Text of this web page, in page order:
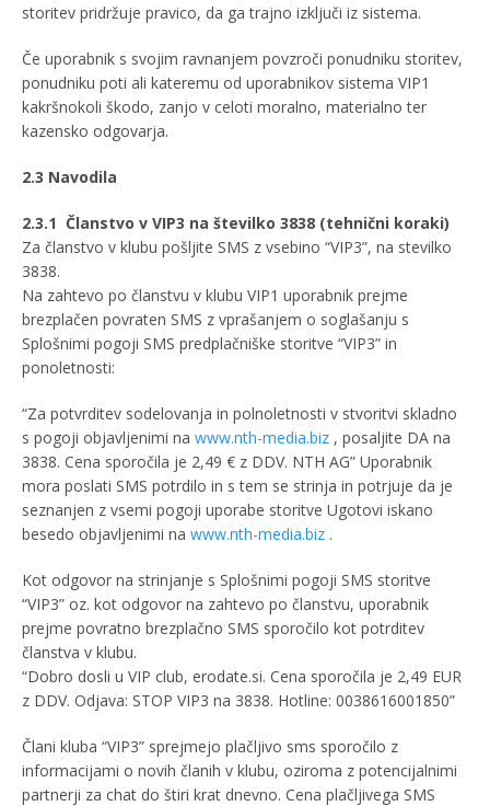
storitev pridržuje pravico, da ga trajno izključi iz sistema.
Če uporabnik s svojim ravnanjem povzroči ponudniku storitev,
ponudniku poti ali kateremu od uporabnikov sistema VIP1
kakršnokoli škodo, zanjo v celoti moralno, materialno ter
kazensko odgovarja.
2.3 Navodila
2.3.1 Članstvo v VIP3 na številko 3838 (tehnični koraki)
Za članstvo v klubu pošljite SMS z vsebino “VIP3”, na stevilko
3838.
Na zahtevo po članstvu v klubu VIP1 uporabnik prejme
brezplačen povraten SMS z vprašanjem o soglašanju s
Splošnimi pogoji SMS predplačniške storitve “VIP3” in
ponoletnosti:
“Za potvrditev sodelovanja in polnoletnosti v stvoritvi skladno
s pogoji objavljenimi na www.nth-media.biz , posaljite DA na
3838. Cena sporočila je 2,49 € z DDV. NTH AG” Uporabnik
mora poslati SMS potrdilo in s tem se strinja in potrjuje da je
seznanjen z vsemi pogoji uporabe storitve Ugotovi iskano
besedo objavljenimi na www.nth-media.biz .
Kot odgovor na strinjanje s Splošnimi pogoji SMS storitve
“VIP3” oz. kot odgovor na zahtevo po članstvu, uporabnik
prejme povratno brezplačno SMS sporočilo kot potrditev
članstva v klubu.
“Dobro dosli u VIP club, erodate.si. Cena sporočila je 2,49 EUR
z DDV. Odjava: STOP VIP3 na 3838. Hotline: 0038616001850”
Člani kluba “VIP3” sprejmejo plačljivo sms sporočilo z
informacijami o novih članih v klubu, oziroma z potencijalnimi
partnerji za chat do štiri krat dnevno. Cena plačljivega SMS